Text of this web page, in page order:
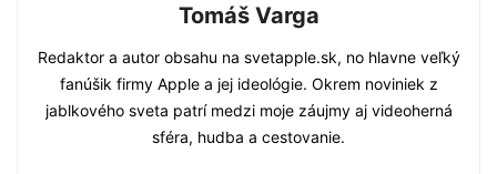
Tomáš Varga
Redaktor a autor obsahu na svetapple.sk, no hlavne veľký
fanúšik firmy Apple a jej ideológie. Okrem noviniek z
jablkového sveta patrí medzi moje záujmy aj videoherná
sféra, hudba a cestovanie.